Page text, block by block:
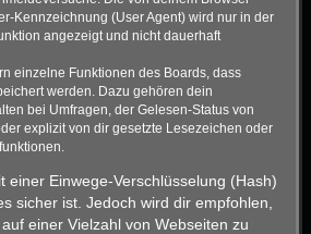
Kennzeichnung (User Agent) wird nur in der
angezeigt und nicht dauerhaft
einzelne Funktionen des Boards, dass
werden. Dazu gehören dein
bei Umfragen, der Gelesen-Status von
explizit von dir gesetzte Lesezeichen oder
einer Einwege-Verschlüsselung (Hash)
sicher ist. Jedoch wird dir empfohlen,
einer Vielzahl von Webseiten zu